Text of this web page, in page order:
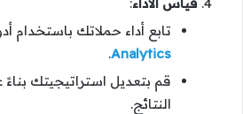
تابع أداء حملاتك باستخدام
Analytics
.
قم بتعديل استراتيجيتك
النتائج.